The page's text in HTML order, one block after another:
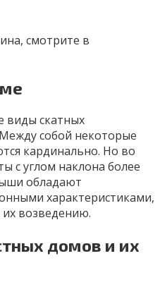
смотрите в
виды скатных
собой некоторые
кардинально. Но во
с углом наклона более
обладают
характеристиками,
возведению.
домов и их